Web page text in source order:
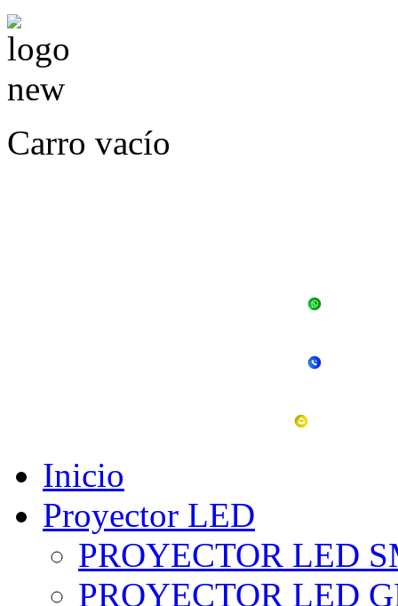
Carro vacío
Inicio
Proyector LED
PROYECTOR LED
PROYECTOR LED